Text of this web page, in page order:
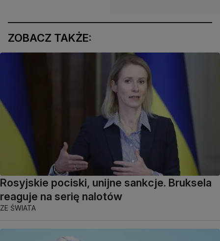
ZOBACZ TAKŻE:
Rosyjskie pociski, unijne sankcje. Bruksela
reaguje na serię nalotów
ZE ŚWIATA